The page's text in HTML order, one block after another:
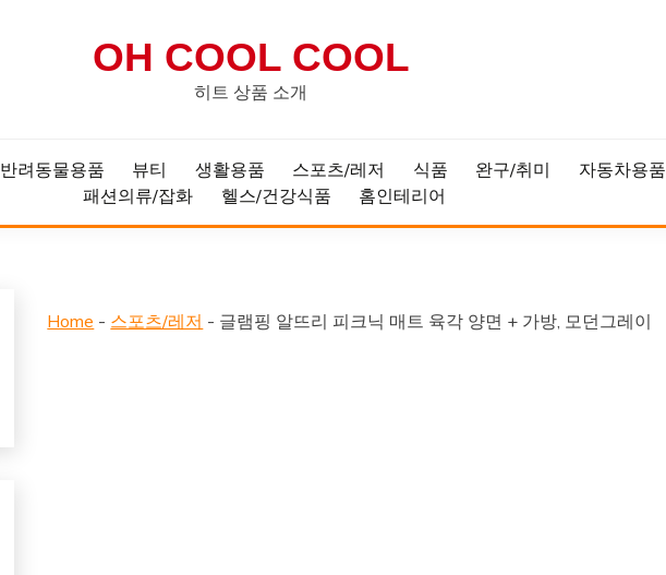
OH COOL COOL
히트 상품 소개
반려동물용품 뷰티 생활용품 스포츠/레저 식품 완구/취미 자동차용품
패션의류/잡화
헬스/건강식품 홈인테리어
Home - 스포츠/레저 - 글램핑 알뜨리 피크닉 매트 육각 양면 + 가방, 모던그레이